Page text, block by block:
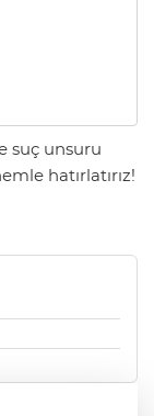
suç unsuru
hatırlatırız!